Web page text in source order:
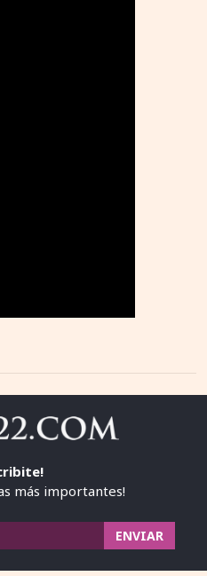
más importantes!